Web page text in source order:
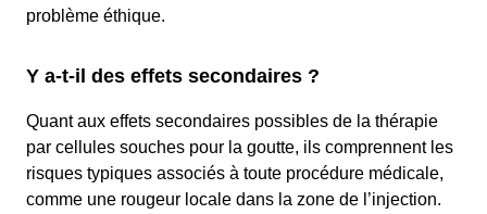
problème éthique.
Y a-t-il des effets secondaires ?
Quant aux effets secondaires possibles de la thérapie
par cellules souches pour la goutte, ils comprennent les
risques typiques associés à toute procédure médicale,
comme une rougeur locale dans la zone de l’injection.